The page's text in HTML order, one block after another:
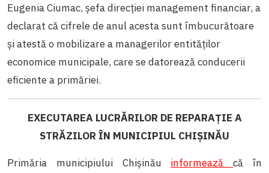
Eugenia Ciumac, șefa direcţiei management financiar, a
declarat că cifrele de anul acesta sunt îmbucurătoare
și atestă o mobilizare a managerilor entităților
economice municipale, care se datorează conducerii
eficiente a primăriei.
EXECUTAREA LUCRĂRILOR DE REPARAȚIE A
STRĂZILOR ÎN MUNICIPIUL CHIȘINĂU
Primăria municipiului Chişinău informeazăcă în